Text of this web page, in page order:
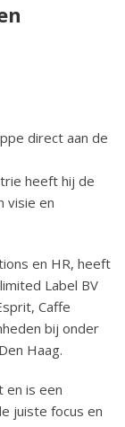
direct aan de
heeft hij de
visie en
en HR, heeft
Label BV
Caffe
bij onder
Haag.
en is een
juiste focus en